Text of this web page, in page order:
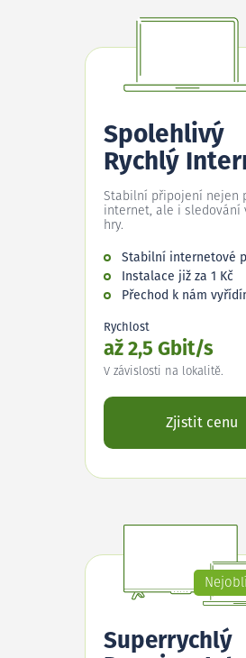
Spolehlivý
Rychlý
Stabilní připojení nejen
internet, ale i sledování
hry.
Stabilní internetové
Instalace již za 1 Kč
Přechod k nám
Rychlost
až 2,5 Gbit/s
V závislosti na lokalitě.
Zjistit cenu
Superrychlý